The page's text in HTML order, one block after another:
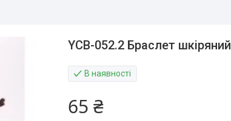
YCB-052.2 Браслет шкіряний
В наявності
65 ₴